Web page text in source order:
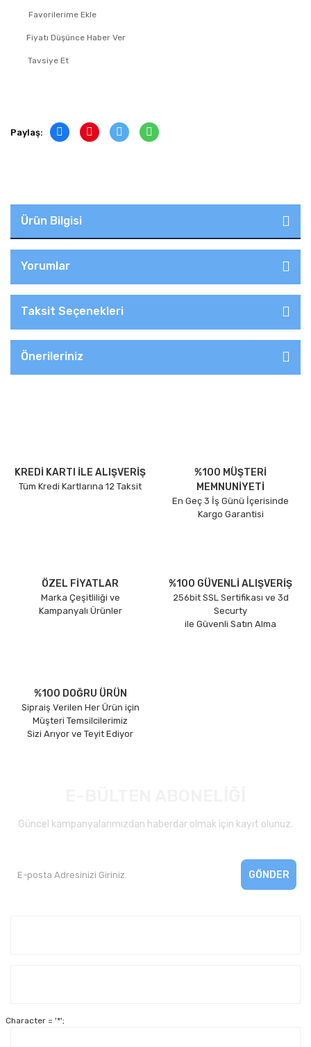
Fiyatı Düşünce Haber Ver
Tavsiye Et
Paylaş:
Ürün Bilgisi
Yorumlar
Taksit Seçenekleri
Önerileriniz
KREDİ KARTI İLE ALIŞVERİŞ
Tüm Kredi Kartlarına 12 Taksit
%100 MÜŞTERİ
MEMNUNİYETİ
En Geç 3 İş Günü İçerisinde
Kargo Garantisi
ÖZEL FİYATLAR
Marka Çeşitliliği ve
Kampanyalı Ürünler
%100 GÜVENLİ ALIŞVERİŞ
256bit SSL Sertifikası ve 3d
Securty
ile Güvenli Satın Alma
%100 DOĞRU ÜRÜN
Sipraiş Verilen Her Ürün için
Müşteri Temsilcilerimiz
Sizi Arıyor ve Teyit Ediyor
Güncel kampanyalarımızdan haberdar olmak için kayıt olunuz.
GÖNDER
Character = '*';